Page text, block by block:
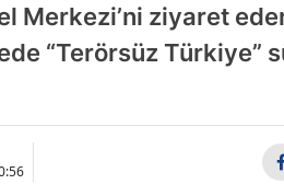
Merkezi’ni ziyaret
“Terörsüz Türkiye”